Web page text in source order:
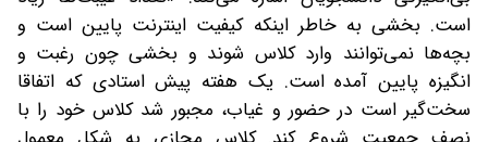
است. بخشی به‌ خاطر اینکه کیفیت اینترنت پایین است و
بچه‌ها نمی‌توانند وارد کلاس شوند و بخشی چون رغبت و
انگیزه پایین آمده است. یک هفته پیش استادی که اتفاقا
سخت‌گیر است در حضور و غیاب، مجبور شد کلاس خود را با